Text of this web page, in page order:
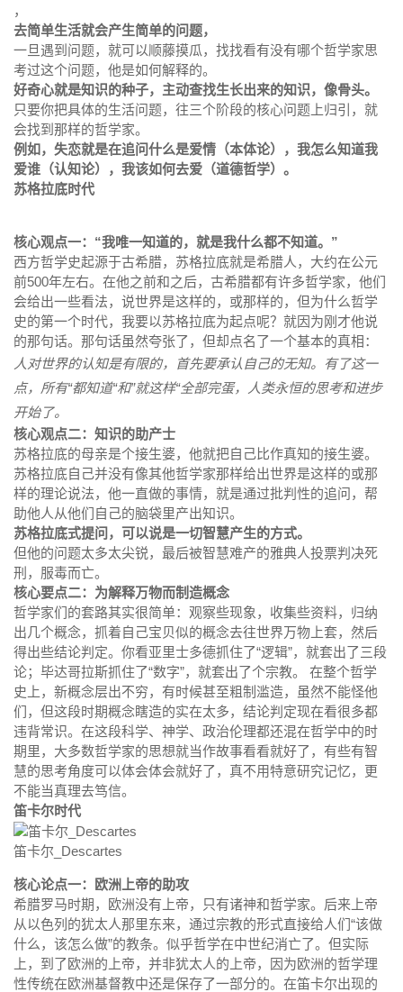
，
去简单生活就会产生简单的问题，
一旦遇到问题，就可以顺藤摸瓜，找找看有没有哪个哲学家思
考过这个问题，他是如何解释的。
好奇心就是知识的种子，主动查找生长出来的知识，像骨头。
只要你把具体的生活问题，往三个阶段的核心问题上归引，就
会找到那样的哲学家。
例如，失恋就是在追问什么是爱情（本体论），我怎么知道我
爱谁（认知论），我该如何去爱（道德哲学）。
苏格拉底时代
核心观点一：“我唯一知道的，就是我什么都不知道。”
西方哲学史起源于古希腊，苏格拉底就是希腊人，大约在公元
前500年左右。在他之前和之后，古希腊都有许多哲学家，他们
会给出一些看法，说世界是这样的，或那样的，但为什么哲学
史的第一个时代，我要以苏格拉底为起点呢？就因为刚才他说
的那句话。那句话虽然夸张了，但却点名了一个基本的真相：
人对世界的认知是有限的，首先要承认自己的无知。有了这一
点，所有“都知道“和”就这样“全部完蛋，人类永恒的思考和进步
开始了。
核心观点二：知识的助产士
苏格拉底的母亲是个接生婆，他就把自己比作真知的接生婆。
苏格拉底自己并没有像其他哲学家那样给出世界是这样的或那
样的理论说法，他一直做的事情，就是通过批判性的追问，帮
助他人从他们自己的脑袋里产出知识。
苏格拉底式提问，可以说是一切智慧产生的方式。
但他的问题太多太尖锐，最后被智慧难产的雅典人投票判决死
刑，服毒而亡。
核心要点二：为解释万物而制造概念
哲学家们的套路其实很简单：观察些现象，收集些资料，归纳
出几个概念，抓着自己宝贝似的概念去往世界万物上套，然后
得出些结论判定。你看亚里士多德抓住了“逻辑”，就套出了三段
论；毕达哥拉斯抓住了“数字”，就套出了个宗教。 在整个哲学
史上，新概念层出不穷，有时候甚至粗制滥造，虽然不能怪他
们，但这段时期概念瞎造的实在太多，结论判定现在看很多都
违背常识。在这段科学、神学、政治伦理都还混在哲学中的时
期里，大多数哲学家的思想就当作故事看看就好了，有些有智
慧的思考角度可以体会体会就好了，真不用特意研究记忆，更
不能当真理去笃信。
笛卡尔时代
笛卡尔_Descartes
核心论点一：欧洲上帝的助攻
希腊罗马时期，欧洲没有上帝，只有诸神和哲学家。后来上帝
从以色列的犹太人那里东来，通过宗教的形式直接给人们“该做
什么，该怎么做”的教条。似乎哲学在中世纪消亡了。但实际
上，到了欧洲的上帝，并非犹太人的上帝，因为欧洲的哲学理
性传统在欧洲基督教中还是保存了一部分的。在笛卡尔出现的